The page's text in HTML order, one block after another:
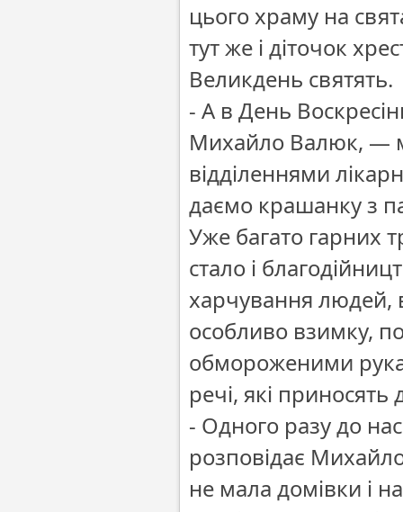
цього храму на
тут же і діточок
Великдень святять.
- А в День
Михайло Валюк, —
відділеннями
даємо крашанку з
Уже багато гарних
стало і
харчування людей,
особливо взимку,
обмороженими
речі, які
- Одного разу до
розповідає
не мала домівки і